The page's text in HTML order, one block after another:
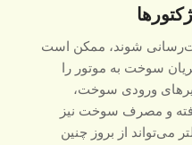
شوند، ممکن است
سوخت به موتور را
ورودی سوخت،
و مصرف سوخت نیز
می‌تواند از بروز چنین